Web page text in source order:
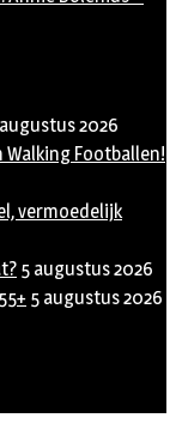
2026
Walking Footballen!
vermoedelijk
5 augustus 2026
5 augustus 2026